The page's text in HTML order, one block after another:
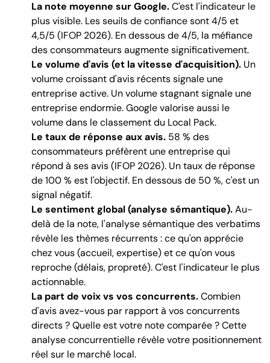
La note moyenne sur Google.C'est l'indicateur le
plus visible. Les seuils de confiance sont 4/5 et
4,5/5 (IFOP 2026). En dessous de 4/5, la méfiance
des consommateurs augmente significativement.
Le volume d'avis (et la vitesse d'acquisition). Un
volume croissant d'avis récents signale une
entreprise active. Un volume stagnant signale une
entreprise endormie. Google valorise aussi le
volume dans le classement du Local Pack.
Le taux de réponse aux avis. 58 % des
consommateurs préfèrent une entreprise qui
répond à ses avis (IFOP 2026). Un taux de réponse
de 100 % est l'objectif. En dessous de 50 %, c'est un
signal négatif.
Le sentiment global (analyse sémantique).Au-
delà de la note, l'analyse sémantique des verbatims
révèle les thèmes récurrents : ce qu'on apprécie
chez vous (accueil, expertise) et ce qu'on vous
reproche (délais, propreté). C'est l'indicateur le plus
actionnable.
La part de voix vs vos concurrents.Combien
d'avis avez-vous par rapport à vos concurrents
directs ? Quelle est votre note comparée ? Cette
analyse concurrentielle révèle votre positionnement
réel sur le marché local.